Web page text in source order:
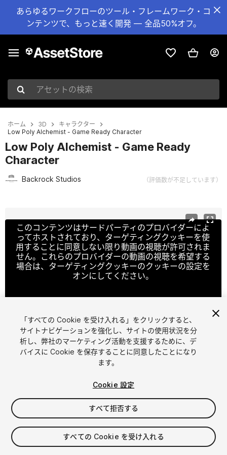
あらゆるワークフローのツール・フレームワーク・コ
ンテンツで、もっと速く開発 — 全品50%オフ。
アセットの検索
ホーム 3D
キャラクター
Low Poly Alchemist - Game Ready Character
Low Poly Alchemist - Game Ready
Character
Backrock Studios （評価数が不足しています）
このコンテンツはサードパーティのプロバイダーによ
ってホストされており、ターゲティングクッキーを使
用することに同意しない限り動画の視聴が許可されま
せん。これらのプロバイダーの動画の視聴を希望する
場合は、ターゲティングクッキーのクッキーの設定を
オンにしてください。
クッキーの設定
1/2
$9.99
消費税は決済時に計算されます
「すべての Cookie を受け入れる」をクリックすると、
サイトナビゲーションを強化し、サイトの使用状況を分
析し、弊社のマーケティング活動を支援するために、デ
バイスに Cookie を保存することに同意したことになり
ます。
Cookie 設定
すべて拒否する
すべての Cookie を受け入れる